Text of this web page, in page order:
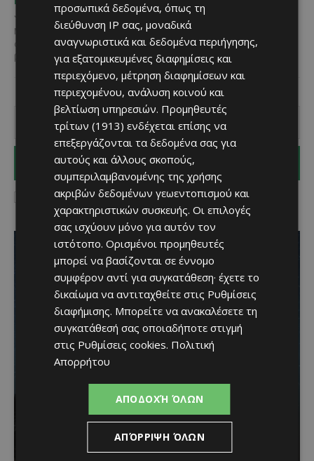
June 3, 2026
Μειωμένος είναι φέτος ο αριθμός των Γαλάζιων Σημαιών που
απονέμονται στην Κύπρο, καθώς το διεθνές πρόγραμμα Blue Flag
βράβευσε 56 παραλίες για το 2026,...
I WANT IN
I've read and accept thePrivacy Policy.
Βραδινή πεζοπορία στον
προσωπικά δεδομένα, όπως τη
διεύθυνση IP σας, μοναδικά
αναγνωριστικά και δεδομένα περιήγησης,
για εξατομικευμένες διαφημίσεις και
περιεχόμενο, μέτρηση διαφημίσεων και
περιεχομένου, ανάλυση κοινού και
βελτίωση υπηρεσιών. Προμηθευτές
τρίτων (1913) ενδέχεται επίσης να
επεξεργάζονται τα δεδομένα σας για
αυτούς και άλλους σκοπούς,
συμπεριλαμβανομένης της χρήσης
ακριβών δεδομένων γεωεντοπισμού και
χαρακτηριστικών συσκευής. Οι επιλογές
σας ισχύουν μόνο για αυτόν τον
ιστότοπο. Ορισμένοι προμηθευτές
μπορεί να βασίζονται σε έννομο
συμφέρον αντί για συγκατάθεση· έχετε το
δικαίωμα να αντιταχθείτε στις Ρυθμίσεις
διαφήμισης. Μπορείτε να ανακαλέσετε τη
συγκατάθεσή σας οποιαδήποτε στιγμή
στις Ρυθμίσεις cookies. Πολιτική
Απορρήτου
ΑΠΟΔΟΧΉ ΌΛΩΝ
ΑΠΌΡΡΙΨΗ ΌΛΩΝ